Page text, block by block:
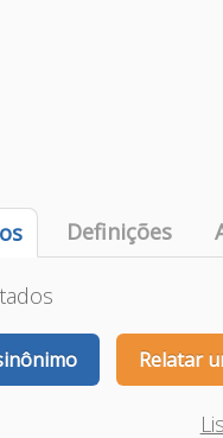
Definições
Relatar